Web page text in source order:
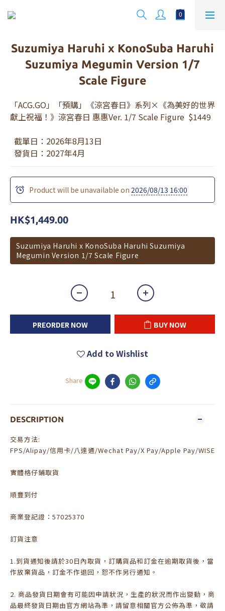
Suzumiya Haruhi x KonoSuba Haruhi
Suzumiya Megumin Version 1/7
Scale Figure
「ACG.GO」「預購」《涼宮春日》系列×《為美好的世界
獻上祝福！》涼宮春日 惠惠Ver. 1/7 Scale Figure  $1449
  截單日：2026年8月13日
  發貨日：2027年4月
Product will be unavailable on 2026/08/13 16:00
HK$1,449.00
Suzumiya Haruhi x KonoSuba Haruhi Suzumiya
Megumin Version 1/7 Scale Figure
PREORDER NOW BUY NOW
Add to Wishlist
Share
DESCRIPTION
交易方法:
FPS/Alipay/信用卡/八達通/Wechat Pay/X Pay/Apple Pay/WISE
實體格仔鋪取貨
順豐到付
商業登記證：57025370
訂貨注意
1.到貨通知後請於30日內取貨，訂購貨品和訂金在逾期取貨後，當
作放棄貨品，訂金不作退回，恕不作另行通知。
2. 商品發貨日期會有可能因申請狀況，生產的狀況而作出變動，商
品最終發貨日期由官方網站為準，請留意相關官方公佈為準，敬請